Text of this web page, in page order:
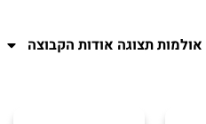
אולמות תצוגה אודות הקבוצה